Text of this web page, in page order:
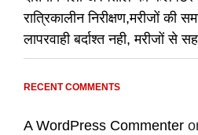
रात्रिकालीन निरीक्षण,मरीजों
लापरवाही बर्दाश्त नही, मरीजों से
RECENT COMMENTS
A WordPress Commenter